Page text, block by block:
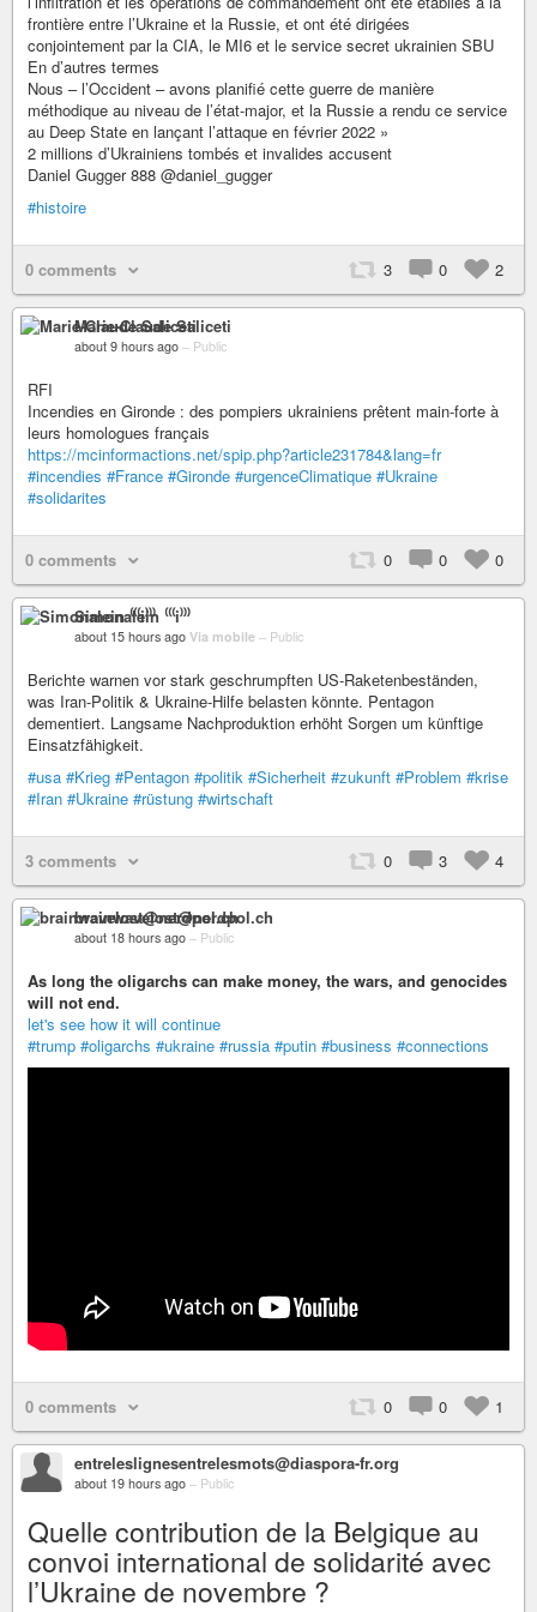
frontière entre l’Ukraine et la Russie, et ont été dirigées
conjointement par la CIA, le MI6 et le service secret ukrainien SBU
En d’autres termes
Nous – l’Occident – avons planifié cette guerre de manière
méthodique au niveau de l’état-major, et la Russie a rendu ce service
au Deep State en lançant l’attaque en février 2022 »
2 millions d’Ukrainiens tombés et invalides accusent
Daniel Gugger 888 @daniel_gugger
#histoire
0 comments 3 0 2
Marie-Claude Saliceti
about 9 hours ago – Public
RFI
Incendies en Gironde : des pompiers ukrainiens prêtent main-forte à
leurs homologues français
https://mcinformactions.net/spip.php?article231784&lang=fr
#incendies #France #Gironde #urgenceClimatique #Ukraine
#solidarites
0 comments 0 0 0
Simonalein ⁽⁽⁽i⁾⁾⁾
about 15 hours ago Via mobile – Public
Berichte warnen vor stark geschrumpften US-Raketenbeständen,
was Iran-Politik & Ukraine-Hilfe belasten könnte. Pentagon
dementiert. Langsame Nachproduktion erhöht Sorgen um künftige
Einsatzfähigkeit.
#usa #Krieg #Pentagon #politik #Sicherheit #zukunft #Problem #krise
#Iran #Ukraine #rüstung #wirtschaft
3 comments 0 3 4
brainwavelost@nerdpol.ch
about 18 hours ago – Public
As long the oligarchs can make money, the wars, and genocides
will not end.
let's see how it will continue
#trump #oligarchs #ukraine #russia #putin #business #connections
0 comments 0 0 1
entreleslignesentrelesmots@diaspora-fr.org
about 19 hours ago – Public
Quelle contribution de la Belgique au
convoi international de solidarité avec
l’Ukraine de novembre ?